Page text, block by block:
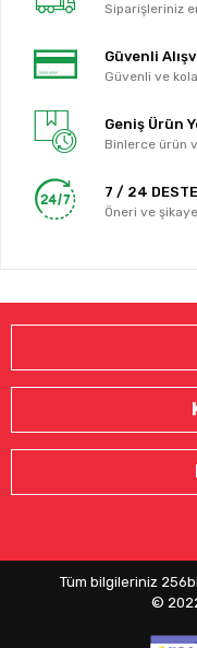
Siparişleriniz
Güvenli
Güvenli ve
Geniş Ürün
Binlerce ürün
7 / 24
Öneri ve
Tüm bilgileriniz
©